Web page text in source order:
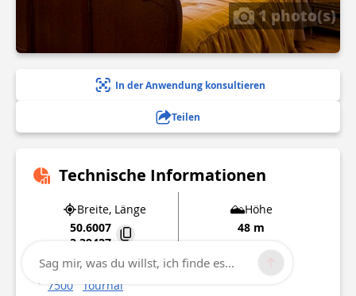
1 photo(s)
In der Anwendung konsultieren
Teilen
Technische Informationen
Breite, Länge
50.6007
3.39427
Höhe
48 m
40 Boulevard du Roi Albert
7500
Tournai
Sag mir, was du willst, ich finde es...